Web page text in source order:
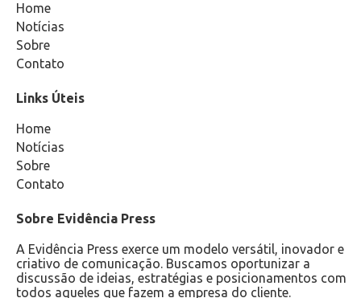
Home
Notícias
Sobre
Contato
Links Úteis
Home
Notícias
Sobre
Contato
Sobre Evidência Press
A Evidência Press exerce um modelo versátil, inovador e
criativo de comunicação. Buscamos oportunizar a
discussão de ideias, estratégias e posicionamentos com
todos aqueles que fazem a empresa do cliente.